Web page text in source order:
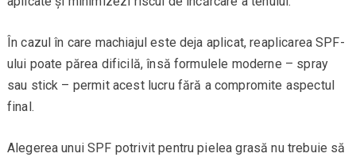
În cazul în care machiajul este deja aplicat, reaplicarea SPF-
ului poate părea dificilă, însă formulele moderne – spray
sau stick – permit acest lucru fără a compromite aspectul
final.
Alegerea unui SPF potrivit pentru pielea grasă nu trebuie să